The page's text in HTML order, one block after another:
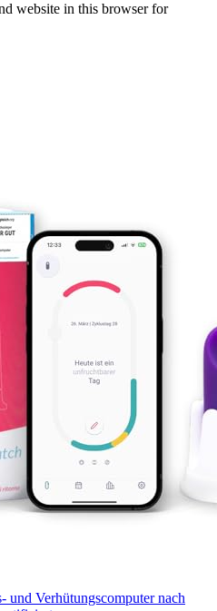
website in this browser for
und Verhütungscomputer nach